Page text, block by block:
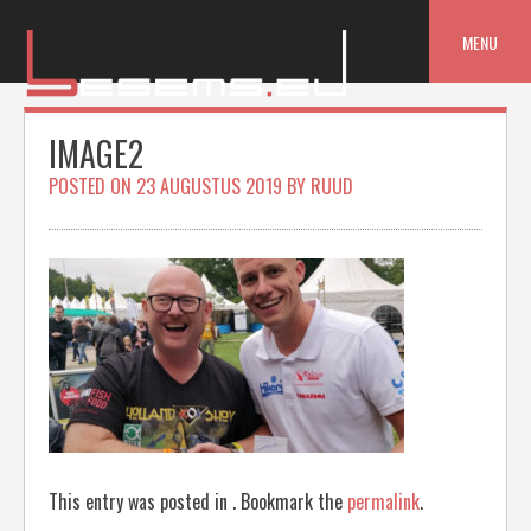
MENU
IMAGE2
POSTED ON 23 AUGUSTUS 2019 BY RUUD
This entry was posted in . Bookmark the permalink.